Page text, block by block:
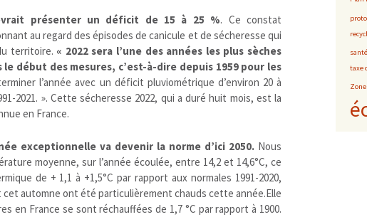
présenter un déficit de 15 à 25 %. Ce constat
au regard des épisodes de canicule et de sécheresse qui
territoire. « 2022 sera l’une des années les plus sèches
le début des mesures, c’est-à-dire depuis 1959 pour les
l’année avec un déficit pluviométrique d’environ 20 à
2021. ». Cette sécheresse 2022, qui a duré huit mois, est la
en France.
exceptionnelle va devenir la norme d’ici 2050. Nous
moyenne, sur l’année écoulée, entre 14,2 et 14,6°C, ce
de + 1,1 à +1,5°C par rapport aux normales 1991-2020,
automne ont été particulièrement chauds cette année.Elle
en France se sont réchauffées de 1,7 °C par rapport à 1900.
taxe